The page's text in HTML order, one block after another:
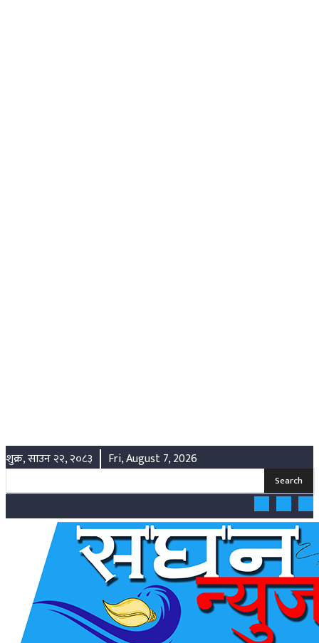
शुक्र, साउन २२, २०८३ Fri, August 7, 2026
Search